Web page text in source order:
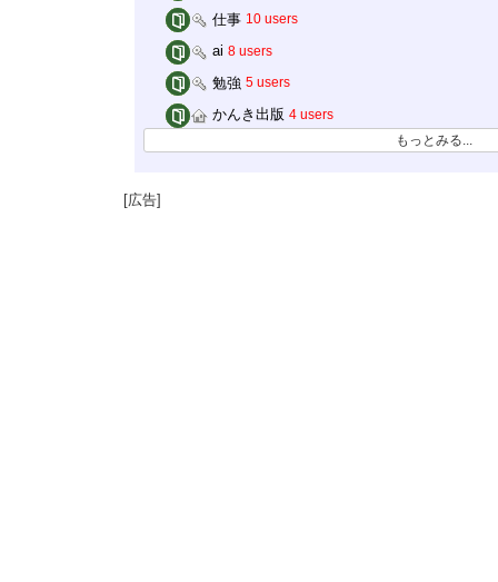
仕事 10 users
ai 8 users
勉強 5 users
かんき出版 4 users
もっとみる...
[広告]